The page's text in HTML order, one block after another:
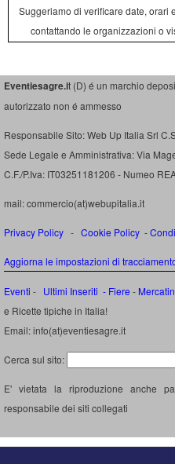
Suggeriamo di verificare date, orari
contattando le organizzazioni o
Eventiesagre.it (D) é un marchio
autorizzato non é ammesso
Responsabile Sito: Web Up Italia Srl
Sede Legale e Amministrativa: Via
C.F./P.Iva: IT03251181206 - Numeo
mail: commercio(at)webupitalia.it
Privacy Policy - Cookie Policy -
Aggiorna le impostazioni di
Eventi - Ultimi Inseriti - Fiere -
e Ricette tipiche in Italia!
Email: info(at)eventiesagre.it
Cerca sul sito:
E' vietata la riproduzione anche
responsabile dei siti collegati